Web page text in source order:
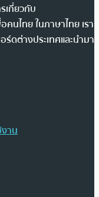
เกี่ยวกับ
คนไทย ในภาษาไทย เรา
ดต่างประเทศและนำมา
าน